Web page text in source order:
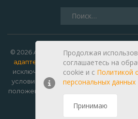
© 2026 Autoelectro —зарядки для
адаптеры и запчасти купить в Москве
исключительно информационный
условиях не является публичной
положениями Статьи 437
Продолжая
соглашаетесь на
cookie и c Политикой
персональных данных
Принимаю